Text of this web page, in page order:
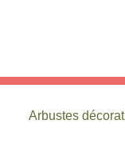
Arbustes